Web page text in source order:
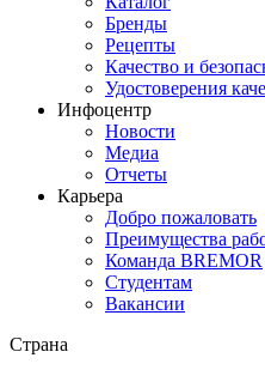
Бренды
Рецепты
Качество и
Удостоверения
Инфоцентр
Новости
Медиа
Отчеты
Карьера
Добро пожаловать
Преимущества
Команда BREMOR
Студентам
Вакансии
Страна